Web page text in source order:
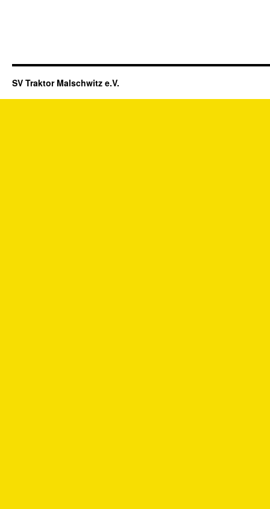
SV Traktor Malschwitz e.V.